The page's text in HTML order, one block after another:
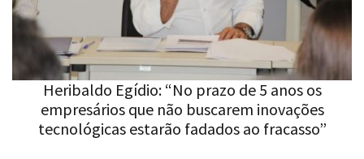
Heribaldo Egídio: “No prazo de 5 anos os
empresários que não buscarem inovações
tecnológicas estarão fadados ao fracasso”